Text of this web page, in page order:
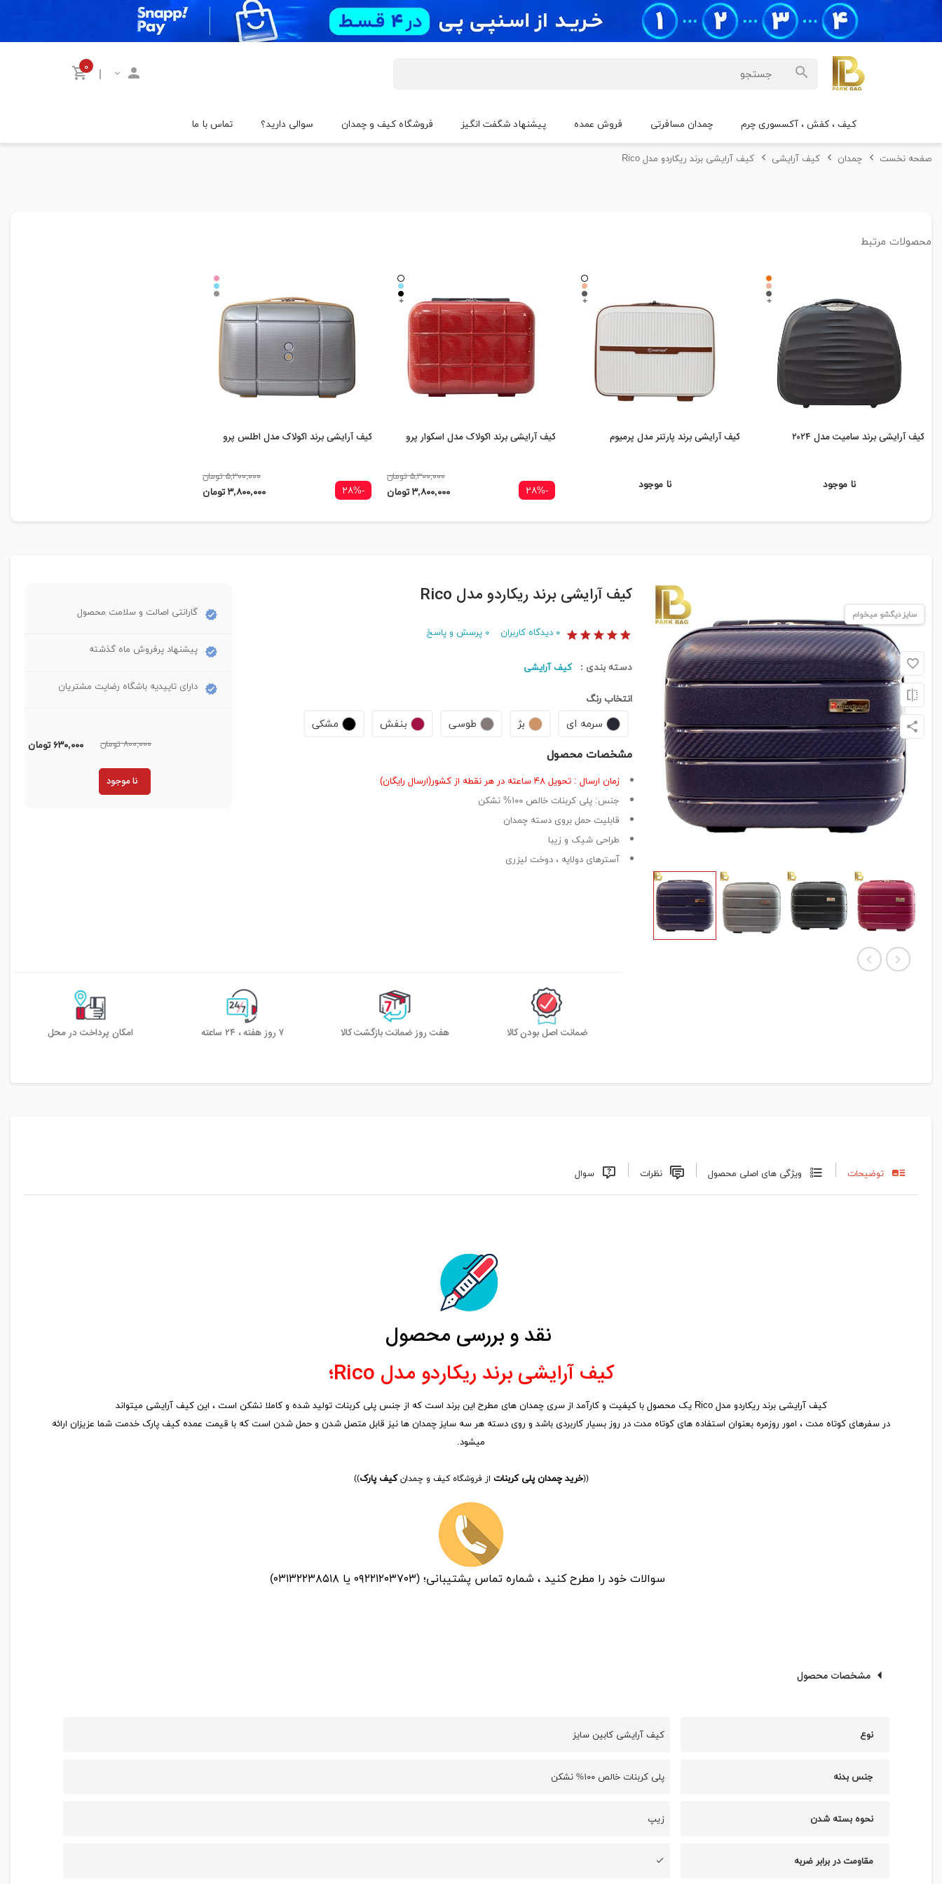
| ۰
کیف ، کفش ، آکسسوری چرم چمدان مسافرتی فروش عمده پیشنهاد شگفت انگیز فروشگاه کیف و چمدان سوالی دارید؟ تماس با ما
صفحه نخست چمدان کیف آرایشی کیف آرایشی برند ریکاردو مدل Rico
محصولات مرتبط
کیف آرایشی برند سامیت مدل ۲۰۲۴
نا موجود
کیف آرایشی برند پارتنر مدل پرمیوم
نا موجود
کیف آرایشی برند اکولاک مدل اسکوار پرو
-۲۸%
۵,۳۰۰,۰۰۰ تومان
۳,۸۰۰,۰۰۰ تومان
کیف آرایشی برند اکولاک مدل اطلس پرو
-۲۸%
۵,۳۰۰,۰۰۰ تومان
۳,۸۰۰,۰۰۰ تومان
سایز دیگشو میخوام
کیف آرایشی برند ریکاردو مدل Rico
۰ دیدگاه کاربران ۰ پرسش و پاسخ
دسته بندی : کیف آرایشی
انتخاب رنگ
سرمه ای بژ طوسی بنفش مشکی
مشخصات محصول
زمان ارسال : تحویل ۴۸ ساعته در هر نقطه از کشور(ارسال رایگان)
جنس: پلی کربنات خالص ۱۰۰% نشکن
قابلیت حمل بروی دسته چمدان
طراحی شیک و زیبا
آسترهای دولایه ، دوخت لیزری
گارانتی اصالت و سلامت محصول
پیشنهاد پرفروش ماه گذشته
دارای تاییدیه باشگاه رضایت مشتریان
۸۰۰,۰۰۰ تومان ۶۳۰,۰۰۰تومان
نا موجود
ضمانت اصل بودن کالا هفت روز ضمانت بازگشت کالا ۷ روز هفته ، ۲۴ ساعته امکان پرداخت در محل
توضیحات ویژگی های اصلی محصول نظرات سوال
نقد و بررسی محصول
کیف آرایشی برند ریکاردو مدل Rico؛
کیف آرایشی برند ریکاردو مدل Rico یک محصول با کیفیت و کارآمد از سری چمدان های مطرح این برند است که از جنس پلی کربنات تولید شده و کاملا نشکن است ، این کیف آرایشی میتواند
در سفرهای کوتاه مدت ، امور روزمره بعنوان استفاده های کوتاه مدت در روز بسیار کاربردی باشد و روی دسته هر سه سایز چمدان ها نیز قابل متصل شدن و حمل شدن است که با قیمت عمده کیف پارک خدمت شما عزیزان ارائه
میشود.
((خرید چمدان پلی کربنات از فروشگاه کیف و چمدانکیف پارک))
سوالات خود را مطرح کنید ، شماره تماس پشتیبانی؛ (۰۹۲۲۱۲۰۳۷۰۳ یا ۰۳۱۳۲۲۳۸۵۱۸)
مشخصات محصول
نوع کیف آرایشی کابین سایز
جنس بدنه پلی کربنات خالص ۱۰۰% نشکن
نحوه بسته شدن زیپ
مقاومت در برابر ضربه